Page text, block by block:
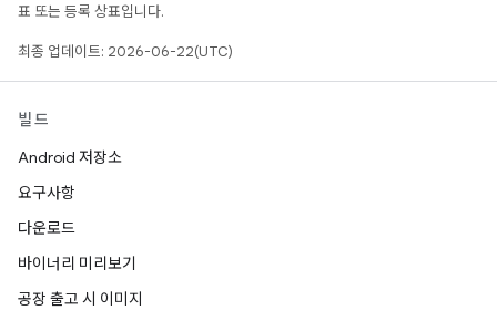
표 또는 등록 상표입니다.
최종 업데이트: 2026-06-22(UTC)
빌드
Android 저장소
요구사항
다운로드
바이너리 미리보기
공장 출고 시 이미지